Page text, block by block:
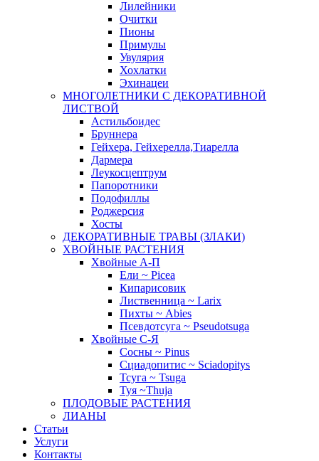
Лилейники
Очитки
Пионы
Примулы
Увулярия
Хохлатки
Эхинацеи
МНОГОЛЕТНИКИ С ДЕКОРАТИВНОЙ
ЛИСТВОЙ
Астильбоидес
Бруннера
Гейхера, Гейхерелла,Тиарелла
Дармера
Леукосцептрум
Папоротники
Подофиллы
Роджерсия
Хосты
ДЕКОРАТИВНЫЕ ТРАВЫ (ЗЛАКИ)
ХВОЙНЫЕ РАСТЕНИЯ
Хвойные А-П
Ели ~ Picea
Кипарисовик
Лиственница ~ Larix
Пихты ~ Abies
Псевдотсуга ~ Pseudotsuga
Хвойные С-Я
Сосны ~ Pinus
Сциадопитис ~ Sciadopitys
Тсуга ~ Tsuga
Туя ~Thuja
ПЛОДОВЫЕ РАСТЕНИЯ
ЛИАНЫ
Статьи
Услуги
Контакты